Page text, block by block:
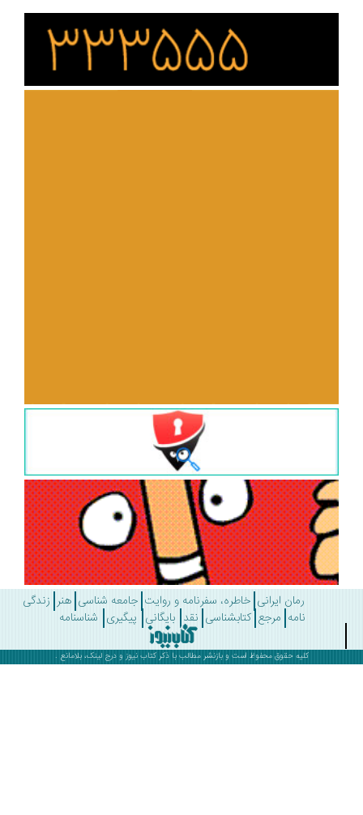
رمان ایرانی خاطره، سفرنامه و روایت جامعه شناسی هنر زندگی
مرجع کتابشناسی نقد بایگانی پیگیری شناسنامه
کلیه حقوق محفوظ است و بازنشر مطالب با ذکرکتاب نیوزو درج لینک، بلامانع .